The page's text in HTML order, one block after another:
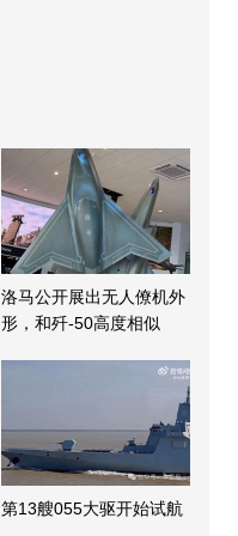
洛马公开展出无人僚机外
形，和歼-50高度相似
第13艘055大驱开始试航